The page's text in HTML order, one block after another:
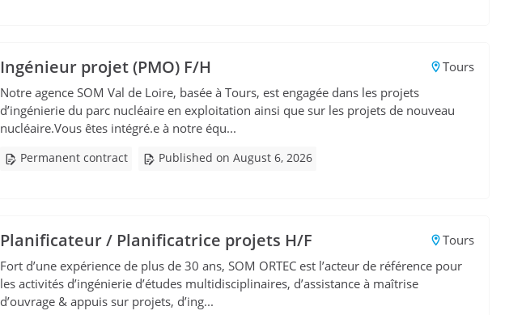
Ingénieur projet (PMO) F/H
Tours
Notre agence SOM Val de Loire, basée à Tours, est engagée dans les projets
d’ingénierie du parc nucléaire en exploitation ainsi que sur les projets de nouveau
nucléaire.Vous êtes intégré.e à notre équ...
Permanent contract Published on August 6, 2026
Planificateur / Planificatrice projets H/F
Tours
Fort d’une expérience de plus de 30 ans, SOM ORTEC est l’acteur de référence pour
les activités d’ingénierie d’études multidisciplinaires, d’assistance à maîtrise
d’ouvrage & appuis sur projets, d’ing...